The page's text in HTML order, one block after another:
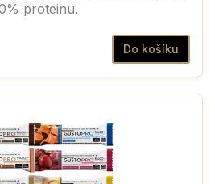
proteinu.
Do košíku